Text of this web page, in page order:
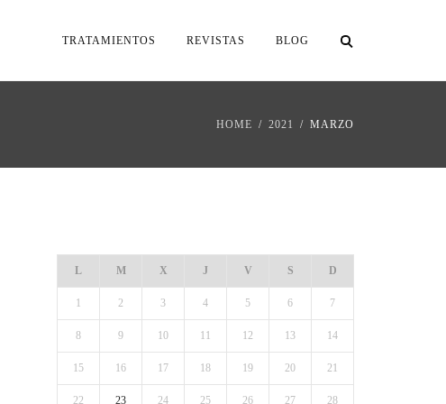
TRATAMIENTOS REVISTAS BLOG
HOME 2021 MARZO
L M X J V S D
1 2 3 4 5 6 7
8 9 10 11 12 13 14
15 16 17 18 19 20 21
22 23 24 25 26 27 28